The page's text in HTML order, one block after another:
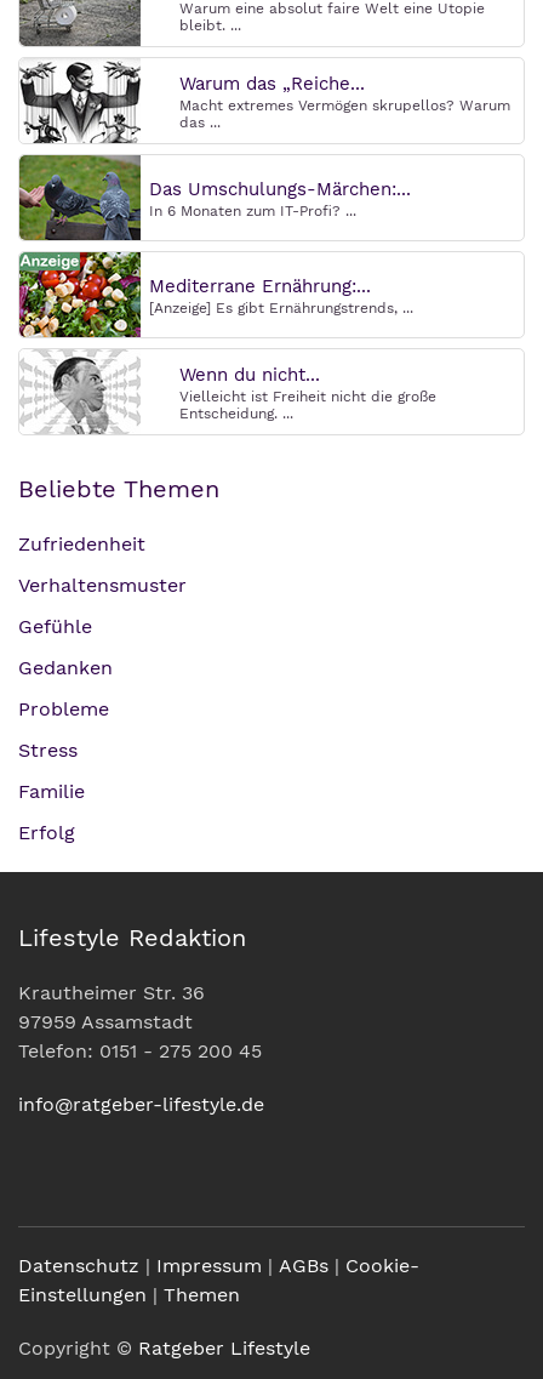
Warum eine absolut faire Welt eine Utopie
bleibt. ...
Warum das „Reiche...
Macht extremes Vermögen skrupellos? Warum
das ...
Das Umschulungs-Märchen:...
In 6 Monaten zum IT-Profi? ...
Mediterrane Ernährung:...
[Anzeige] Es gibt Ernährungstrends, ...
Wenn du nicht...
Vielleicht ist Freiheit nicht die große
Entscheidung. ...
Beliebte Themen
Zufriedenheit
Verhaltensmuster
Gefühle
Gedanken
Probleme
Stress
Familie
Erfolg
Lifestyle Redaktion
Krautheimer Str. 36
97959 Assamstadt
Telefon: 0151 - 275 200 45
info@ratgeber-lifestyle.de
Datenschutz | Impressum | AGBs | Cookie-
Einstellungen | Themen
Copyright © Ratgeber Lifestyle